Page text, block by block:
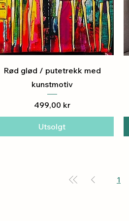
Hurtigvisning
Rød glød / putetrekk med
kunstmotiv
Pris
499,00 kr
Utsolgt
1